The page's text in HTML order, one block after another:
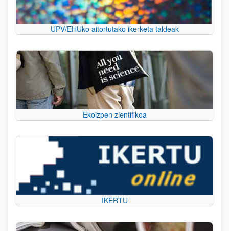
UPV/EHUko aitortutako ikerketa taldeak
Ekoizpen zientifikoa
IKERTU